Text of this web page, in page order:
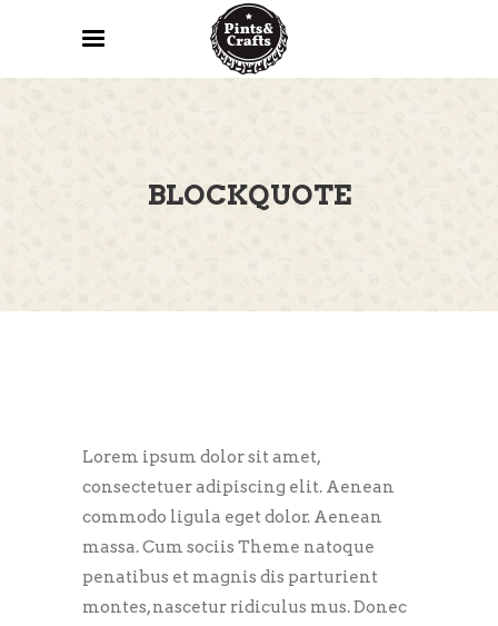
BLOCKQUOTE
Lorem ipsum dolor sit amet,
consectetuer adipiscing elit. Aenean
commodo ligula eget dolor. Aenean
massa. Cum sociis Theme natoque
penatibus et magnis dis parturient
montes, nascetur ridiculus mus. Donec